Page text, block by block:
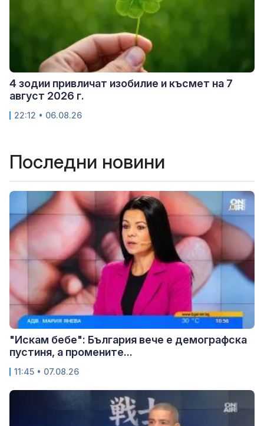
4 зодии привличат изобилие и късмет на 7
август 2026 г.
22:12 • 06.08.26
Последни новини
"Искам бебе": България вече е демографска
пустиня, а промените...
11:45 • 07.08.26